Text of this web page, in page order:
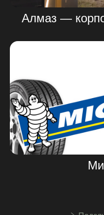
Алмаз —